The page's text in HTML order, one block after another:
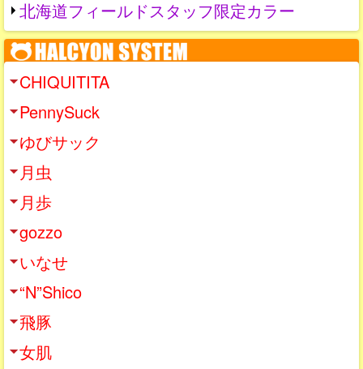
北海道フィールドスタッフ限定カラー
CHIQUITITA
PennySuck
ゆびサック
月虫
月歩
gozzo
いなせ
“N”Shico
飛豚
女肌